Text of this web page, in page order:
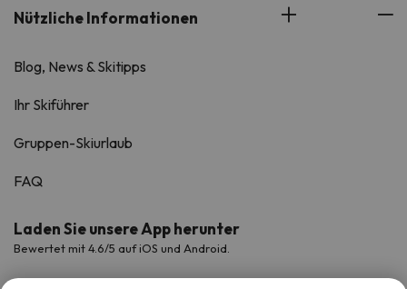
Nützliche Informationen
Blog, News & Skitipps
Ihr Skiführer
Gruppen-Skiurlaub
FAQ
Laden Sie unsere App herunter
Bewertet mit 4.6/5 auf iOS und Android.